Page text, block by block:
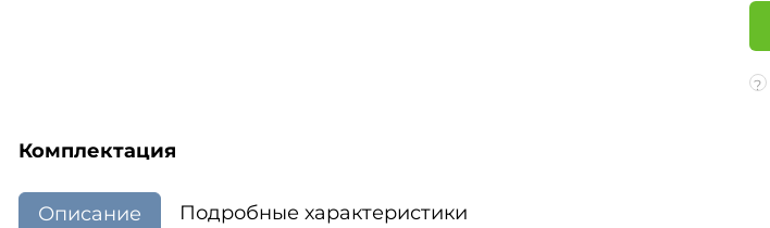
?
Комплектация
Описание Подробные характеристики